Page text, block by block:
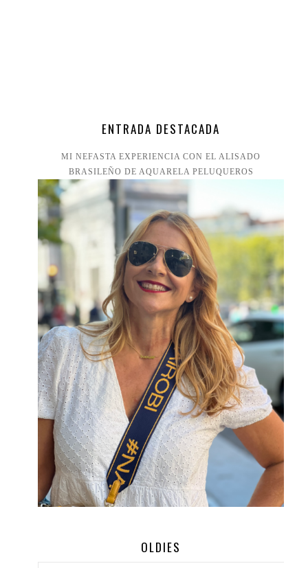
ENTRADA DESTACADA
MI NEFASTA EXPERIENCIA CON EL ALISADO
BRASILEÑO DE AQUARELA PELUQUEROS
OLDIES